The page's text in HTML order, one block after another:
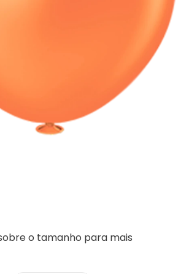
o tamanho para mais